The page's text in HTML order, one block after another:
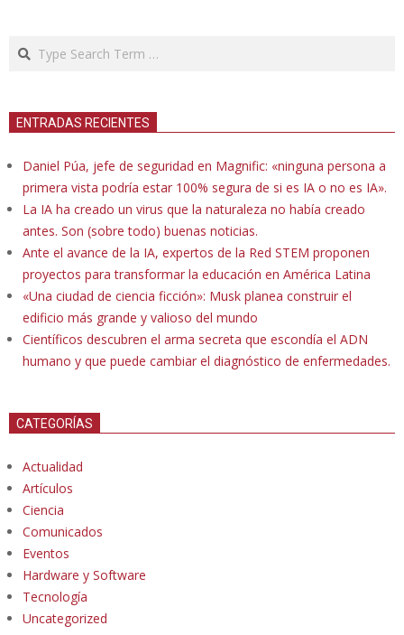
Search
ENTRADAS RECIENTES
Daniel Púa, jefe de seguridad en Magnific: «ninguna persona a
primera vista podría estar 100% segura de si es IA o no es IA».
La IA ha creado un virus que la naturaleza no había creado
antes. Son (sobre todo) buenas noticias.
Ante el avance de la IA, expertos de la Red STEM proponen
proyectos para transformar la educación en América Latina
«Una ciudad de ciencia ficción»: Musk planea construir el
edificio más grande y valioso del mundo
Científicos descubren el arma secreta que escondía el ADN
humano y que puede cambiar el diagnóstico de enfermedades.
CATEGORÍAS
Actualidad
Artículos
Ciencia
Comunicados
Eventos
Hardware y Software
Tecnología
Uncategorized